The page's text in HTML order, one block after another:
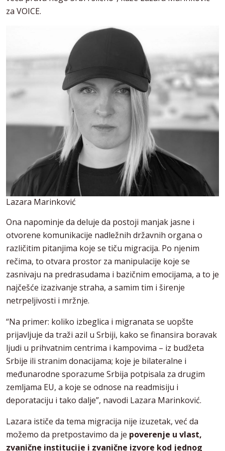
za VOICE.
Lazara Marinković
Ona napominje da deluje da postoji manjak jasne i
otvorene komunikacije nadležnih državnih organa o
različitim pitanjima koje se tiču migracija. Po njenim
rečima, to otvara prostor za manipulacije koje se
zasnivaju na predrasudama i bazičnim emocijama, a to je
najčešće izazivanje straha, a samim tim i širenje
netrpeljivosti i mržnje.
“Na primer: koliko izbeglica i migranata se uopšte
prijavljuje da traži azil u Srbiji, kako se finansira boravak
ljudi u prihvatnim centrima i kampovima – iz budžeta
Srbije ili stranim donacijama; koje je bilateralne i
međunarodne sporazume Srbija potpisala za drugim
zemljama EU, a koje se odnose na readmisiju i
deporataciju i tako dalje”, navodi Lazara Marinković.
Lazara ističe da tema migracija nije izuzetak, već da
možemo da pretpostavimo da je poverenje u vlast,
zvanične institucije i zvanične izvore kod jednog